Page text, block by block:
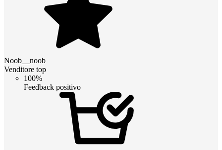
Noob__noob
Venditore top
100%
Feedback positivo